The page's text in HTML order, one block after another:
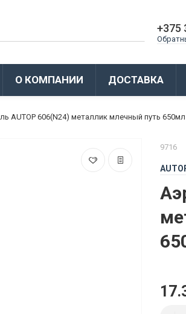
+375
О КОМПАНИИ ДОСТАВКА
AUTOP 606(N24) металлик млечный путь 650мл
9716